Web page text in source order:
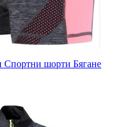
Спортни шорти Бягане